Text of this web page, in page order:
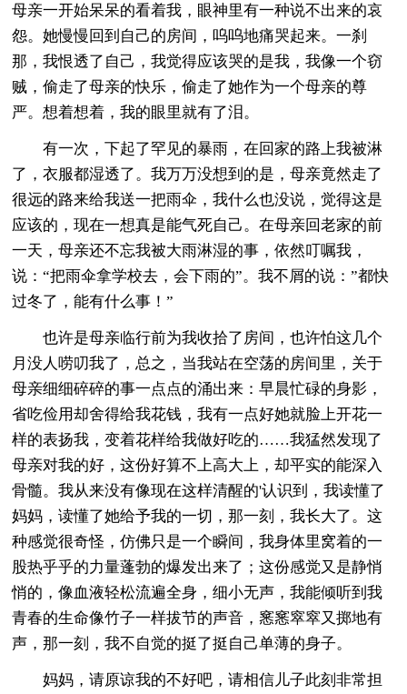
母亲一开始呆呆的看着我，眼神里有一种说不出来的哀
怨。她慢慢回到自己的房间，呜呜地痛哭起来。一刹
那，我恨透了自己，我觉得应该哭的是我，我像一个窃
贼，偷走了母亲的快乐，偷走了她作为一个母亲的尊
严。想着想着，我的眼里就有了泪。
有一次，下起了罕见的暴雨，在回家的路上我被淋
了，衣服都湿透了。我万万没想到的是，母亲竟然走了
很远的路来给我送一把雨伞，我什么也没说，觉得这是
应该的，现在一想真是能气死自己。在母亲回老家的前
一天，母亲还不忘我被大雨淋湿的事，依然叮嘱我，
说：“把雨伞拿学校去，会下雨的”。我不屑的说：”都快
过冬了，能有什么事！”
也许是母亲临行前为我收拾了房间，也许怕这几个
月没人唠叨我了，总之，当我站在空荡的房间里，关于
母亲细细碎碎的事一点点的涌出来：早晨忙碌的身影，
省吃俭用却舍得给我花钱，我有一点好她就脸上开花一
样的表扬我，变着花样给我做好吃的……我猛然发现了
母亲对我的好，这份好算不上高大上，却平实的能深入
骨髓。我从来没有像现在这样清醒的'认识到，我读懂了
妈妈，读懂了她给予我的一切，那一刻，我长大了。这
种感觉很奇怪，仿佛只是一个瞬间，我身体里窝着的一
股热乎乎的力量蓬勃的爆发出来了；这份感觉又是静悄
悄的，像血液轻松流遍全身，细小无声，我能倾听到我
青春的生命像竹子一样拔节的声音，窸窸窣窣又掷地有
声，那一刻，我不自觉的挺了挺自己单薄的身子。
妈妈，请原谅我的不好吧，请相信儿子此刻非常担